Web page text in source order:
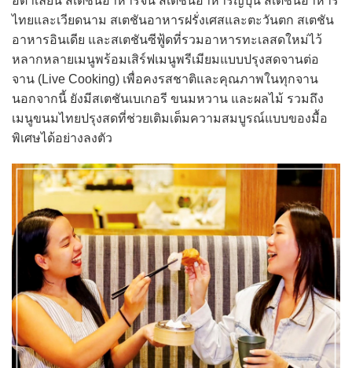
ไทยและเวียดนาม สเตชันอาหารฝรั่งเศสและตะวันตก สเตชัน
อาหารอินเดีย และสเตชันซีฟู้ดที่รวมอาหารทะเลสดใหม่ไว้
หลากหลายเมนูพร้อมเสิร์ฟเมนูพรีเมียมแบบปรุงสดจานต่อ
จาน (Live Cooking) เพื่อคงรสชาติและคุณภาพในทุกจาน
นอกจากนี้ ยังมีสเตชันเบเกอรี ขนมหวาน และผลไม้ รวมถึง
เมนูขนมไทยปรุงสดที่ช่วยเติมเต็มความสมบูรณ์แบบของมื้อ
พิเศษได้อย่างลงตัว